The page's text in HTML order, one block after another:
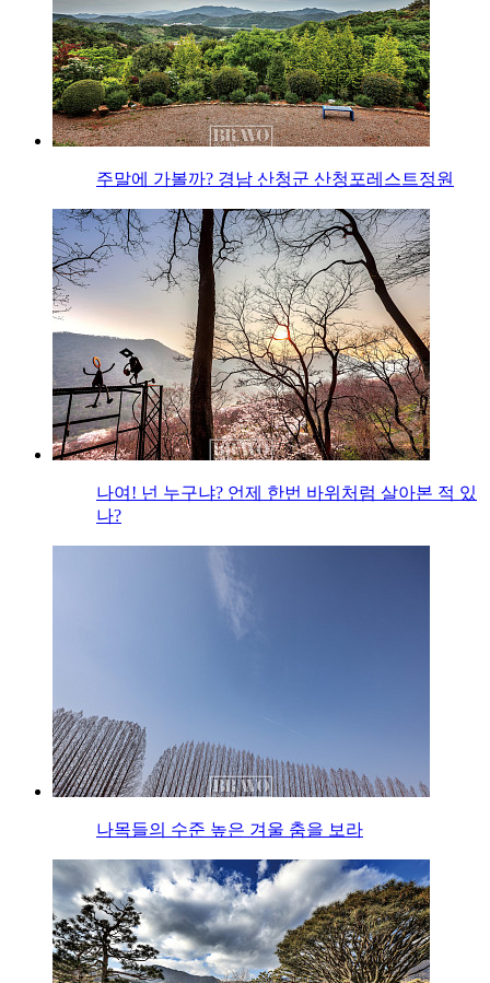
주말에 가볼까? 경남 산청군 산청포레스트정원
나여! 넌 누구냐? 언제 한번 바위처럼 살아본 적 있
나?
나목들의 수준 높은 겨울 춤을 보라